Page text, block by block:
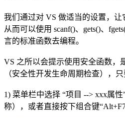
我们通过对 VS 做适当的设置，让
从而可以使用 scanf()、gets()、
言的标准函数去编程。
VS 之所以会提示使用安全函数，
（安全性开发生命周期检查），
1) 菜单栏中选择 “项目 --> xxx属
称），或者直接按下组合键